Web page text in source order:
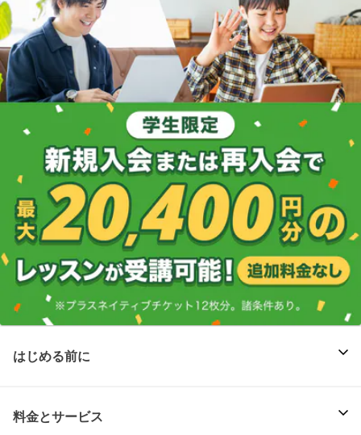
はじめる前に
料金とサービス